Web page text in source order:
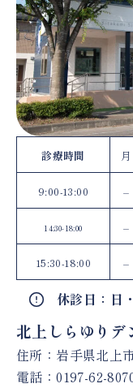
診療時間 月
9:00-13:00 –
14:30-18:00 –
15:30-18:00 –
休診日：日
北上しらゆりデ
住所：岩手県北上
電話：0197-62-